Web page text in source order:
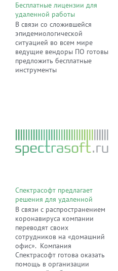
Бесплатные лицензии для
удаленной работы
В связи со сложившейся
эпидемиологической
ситуацией во всем мире
ведущие вендоры ПО готовы
предложить бесплатные
инструменты
Спектрасофт предлагает
решения для удаленной
работы
В связи с распространением
коронавируса компании
переводят своих
сотрудников на «домашний
офис». Компания
Спектрасофт готова оказать
помощь в организации